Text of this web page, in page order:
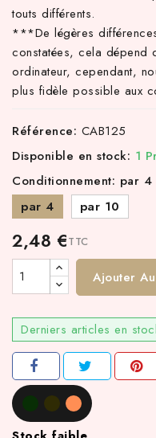
touts différents.
***De légères
constatées, cela dépend
ordinateur, cependant,
plus fidèle possible aux
Référence: CAB125
Disponible en stock: 1
Conditionnement: par 4
par 4
par 10
2,48 €TTC
Ajouter
Derniers articles en